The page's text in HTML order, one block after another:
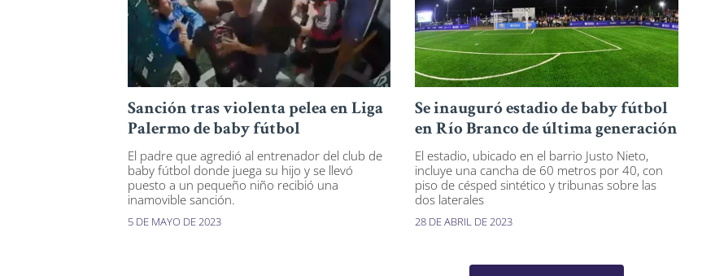
Sanción tras violenta pelea en Liga
Palermo de baby fútbol
El padre que agredió al entrenador del club de
baby fútbol donde juega su hijo y se llevó
puesto a un pequeño niño recibió una
inamovible sanción.
5 DE MAYO DE 2023
Se inauguró estadio de baby fútbol
en Río Branco de última generación
El estadio, ubicado en el barrio Justo Nieto,
incluye una cancha de 60 metros por 40, con
piso de césped sintético y tribunas sobre las
dos laterales
28 DE ABRIL DE 2023